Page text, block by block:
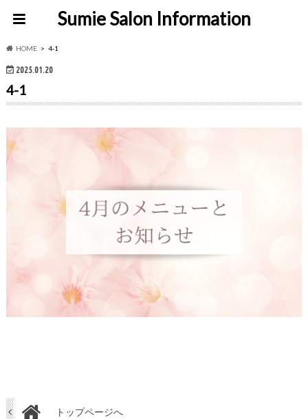
Sumie Salon Information
HOME 4-1
2025.01.20
4-1
トップページへ